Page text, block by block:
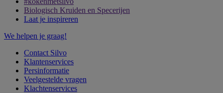
Biologisch Kruiden en Specerijen
Laat je inspireren
We helpen je graag!
Contact Silvo
Klantenservices
Persinformatie
Veelgestelde vragen
Klachtenservices